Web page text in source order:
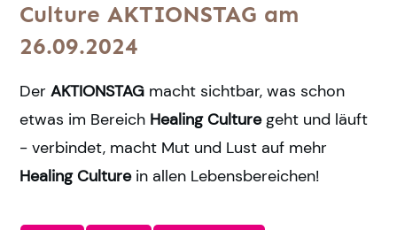
Culture AKTIONSTAG am
26.09.2024
Der AKTIONSTAG macht sichtbar, was schon
etwas im Bereich Healing Culturegeht und läuft
- verbindet, macht Mut und Lust auf mehr
Healing Culturein allen Lebensbereichen!